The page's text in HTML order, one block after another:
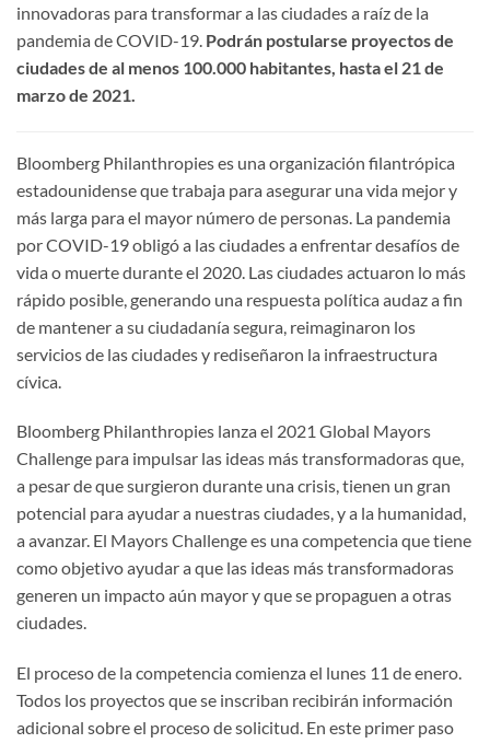
innovadoras para transformar a las ciudades a raíz de la
pandemia de COVID-19. Podrán postularse proyectos de
ciudades de al menos 100.000 habitantes, hasta el 21 de
marzo de 2021.
Bloomberg Philanthropies es una organización filantrópica
estadounidense que trabaja para asegurar una vida mejor y
más larga para el mayor número de personas. La pandemia
por COVID-19 obligó a las ciudades a enfrentar desafíos de
vida o muerte durante el 2020. Las ciudades actuaron lo más
rápido posible, generando una respuesta política audaz a fin
de mantener a su ciudadanía segura, reimaginaron los
servicios de las ciudades y rediseñaron la infraestructura
cívica.
Bloomberg Philanthropies lanza el 2021 Global Mayors
Challenge para impulsar las ideas más transformadoras que,
a pesar de que surgieron durante una crisis, tienen un gran
potencial para ayudar a nuestras ciudades, y a la humanidad,
a avanzar. El Mayors Challenge es una competencia que tiene
como objetivo ayudar a que las ideas más transformadoras
generen un impacto aún mayor y que se propaguen a otras
ciudades.
El proceso de la competencia comienza el lunes 11 de enero.
Todos los proyectos que se inscriban recibirán información
adicional sobre el proceso de solicitud. En este primer paso